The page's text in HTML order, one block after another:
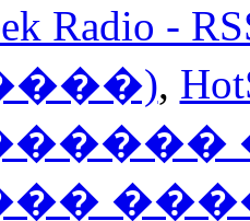
Radio
,